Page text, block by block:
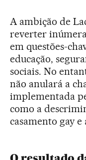
A ambição de
reverter
em questões-
educação,
sociais. No
não anulará a
implementada
como a
casamento gay e